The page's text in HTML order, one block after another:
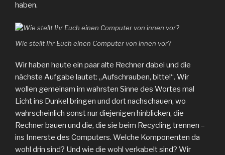
haben.
Wie stellt Ihr Euch einen Computer von innen vor?
Wir haben heute ein paar alte Rechner dabei und die
nächste Aufgabe lautet: „Aufschrauben, bitte!“. Wir
wollen gemeinam im wahrsten Sinne des Wortes mal
Licht ins Dunkel bringen und dort nachschauen, wo
wahrscheinlich sonst nur diejenigen hinblicken, die
Rechner bauen und die, die sie beim Recycling trennen –
ins Innerste des Computers. Welche Komponenten da
wohl drin sind? Und wie die wohl verkabelt sind? Wir